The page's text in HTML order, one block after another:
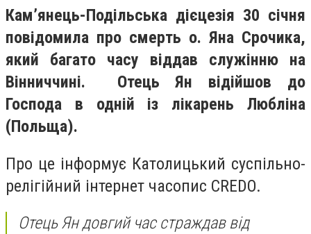
Кам’янець-Подільська дієцезія 30 січня
повідомила про смерть о. Яна Срочика,
який багато часу віддав служінню на
Вінниччині. Отець Ян відійшов до
Господа в одній із лікарень Любліна
(Польща).
Про це інформує Католицький суспільно-
релігійний інтернет часопис CREDO.
Отець Ян довгий час страждав від